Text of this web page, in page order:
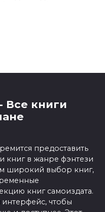
Все книги
предоставить
книг в жанре фэнтези
широкий выбор книг,
книг самоиздата.
чтобы